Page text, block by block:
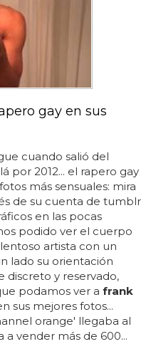
gay en sus
cuando salió del
por 2012... el rapero gay
más sensuales: mira
de su cuenta de tumblr
en las pocas
podido ver el cuerpo
artista con un
lado su orientación
discreto y reservado,
podamos ver a frank
sus mejores fotos...
orange' llegaba al
vender más de 600...